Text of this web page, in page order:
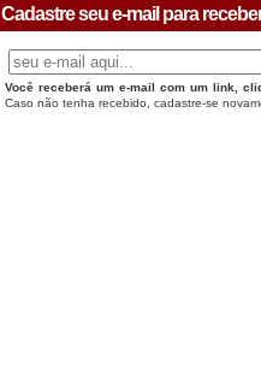
Cadastre seu e-mail para
Você receberá um e-mail com um link,
Caso não tenha recebido, cadastre-se